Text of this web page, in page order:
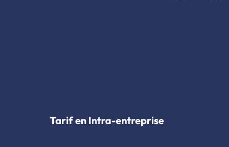
Tarif en Intra-entreprise